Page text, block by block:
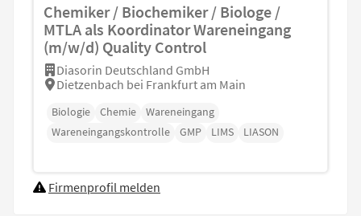
Chemiker / Biochemiker / Biologe /
MTLA als Koordinator Wareneingang
(m/w/d) Quality Control
Diasorin Deutschland GmbH
Dietzenbach bei Frankfurt am Main
Biologie Chemie
Wareneingang
Wareneingangskontrolle
GMP LIMS LIASON
Firmenprofil melden